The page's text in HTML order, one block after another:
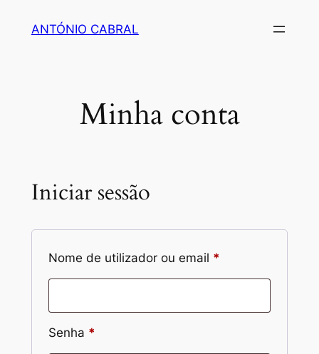
ANTÓNIO CABRAL
Minha conta
Iniciar sessão
Nome de utilizador ou email *
Senha *